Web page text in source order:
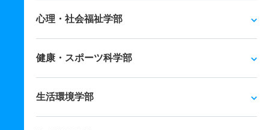
心理・社会福祉学部
健康・スポーツ科学部
生活環境学部